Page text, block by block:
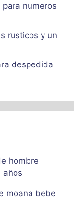
para numeros
rusticos y un
despedida
hombre
años
moana bebe